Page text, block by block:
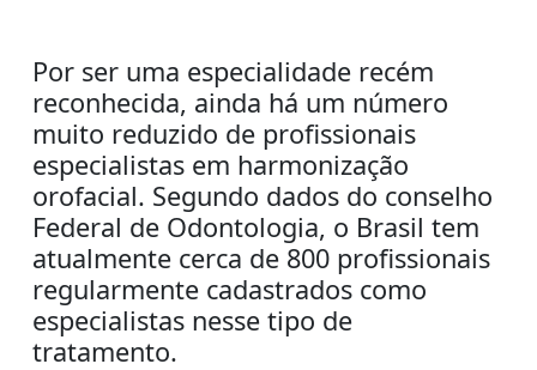
Por ser uma especialidade recém
reconhecida, ainda há um número
muito reduzido de profissionais
especialistas em harmonização
orofacial. Segundo dados do conselho
Federal de Odontologia, o Brasil tem
atualmente cerca de 800 profissionais
regularmente cadastrados como
especialistas nesse tipo de
tratamento.